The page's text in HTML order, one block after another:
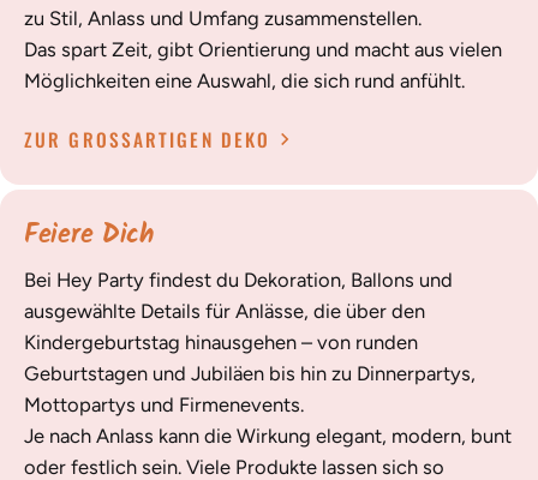
zu Stil, Anlass und Umfang zusammenstellen.
Das spart Zeit, gibt Orientierung und macht aus vielen
Möglichkeiten eine Auswahl, die sich rund anfühlt.
ZUR GROSSARTIGEN DEKO
Feiere Dich
Bei Hey Party findest du Dekoration, Ballons und
ausgewählte Details für Anlässe, die über den
Kindergeburtstag hinausgehen – von runden
Geburtstagen und Jubiläen bis hin zu Dinnerpartys,
Mottopartys und Firmenevents.
Je nach Anlass kann die Wirkung elegant, modern, bunt
oder festlich sein. Viele Produkte lassen sich so